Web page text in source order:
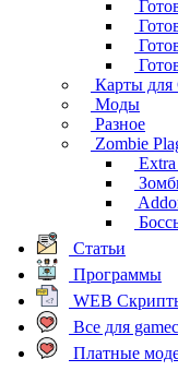
Карты для
Моды
Разное
Zombie
Статьи
Программы
WEB
Все для
Платные